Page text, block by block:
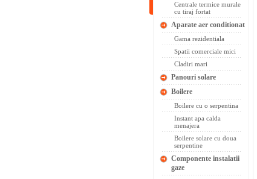
Centrale termice murale
cu tiraj fortat
Aparate aer conditionat
Gama rezidentiala
Spatii comerciale mici
Cladiri mari
Panouri solare
Boilere
Boilere cu o serpentina
Instant apa calda
menajera
Boilere solare cu doua
serpentine
Componente instalatii
gaze